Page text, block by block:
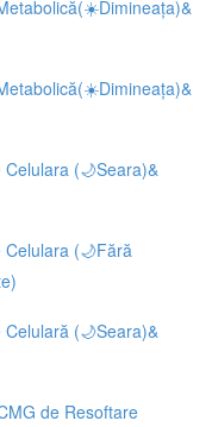
(🌙Seara)&
(🌙Fără
(🌙Seara)&
de Resoftare